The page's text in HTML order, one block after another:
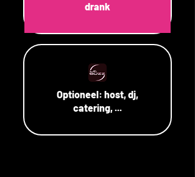
drank
Optioneel: host, dj,
catering, ...